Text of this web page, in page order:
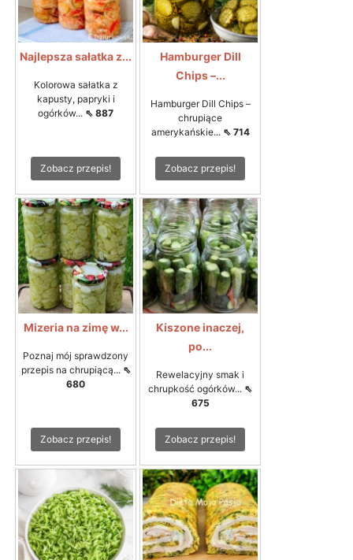
Najlepsza sałatka z...
Kolorowa sałatka z
kapusty, papryki i
ogórków... ⇖ 887
Zobacz przepis!
Hamburger Dill
Chips –...
Hamburger Dill Chips –
chrupiące
amerykańskie... ⇖ 714
Zobacz przepis!
Mizeria na zimę w...
Poznaj mój sprawdzony
przepis na chrupiącą... ⇖
680
Zobacz przepis!
Kiszone inaczej,
po...
Rewelacyjny smak i
chrupkość ogórków... ⇖
675
Zobacz przepis!